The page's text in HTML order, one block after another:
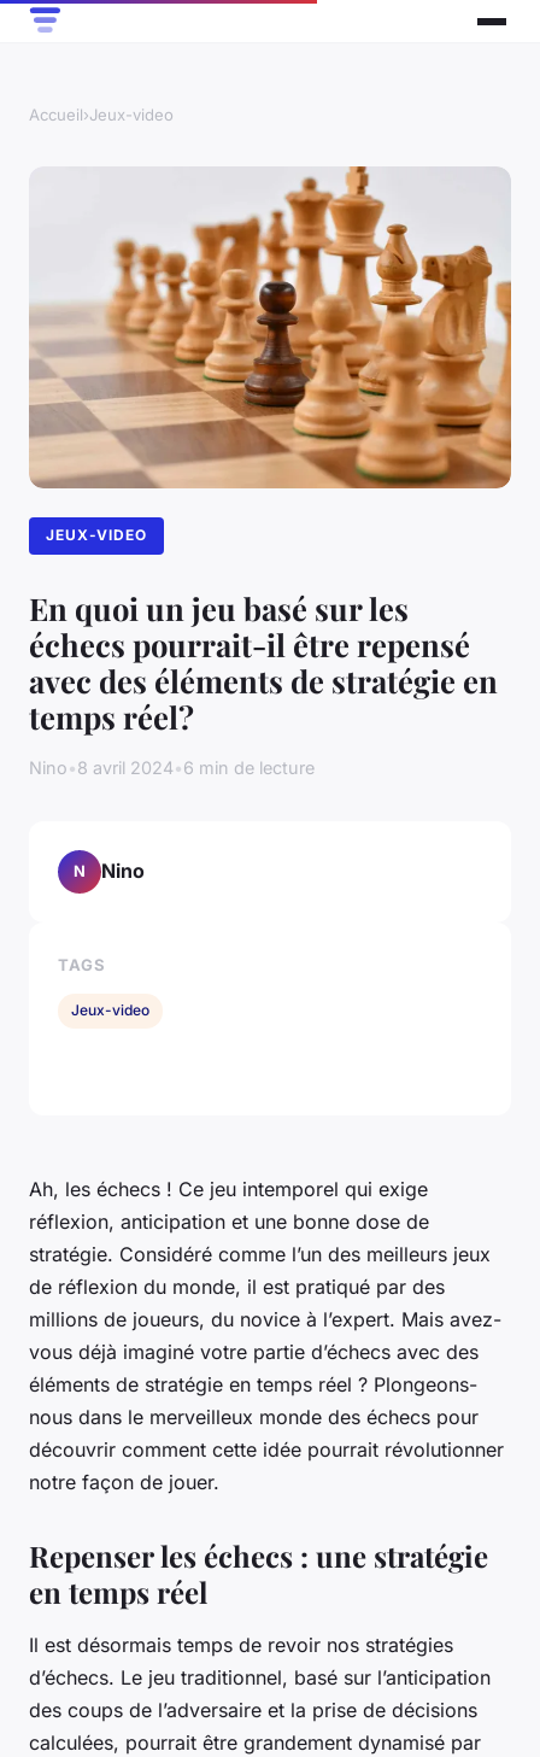
Accueil›Jeux-video
JEUX-VIDEO
En quoi un jeu basé sur les
échecs pourrait-il être repensé
avec des éléments de stratégie en
temps réel?
Nino•8 avril 2024•6 min de lecture
Ah, les échecs ! Ce jeu intemporel qui exige
réflexion, anticipation et une bonne dose de
stratégie. Considéré comme l’un des meilleurs jeux
de réflexion du monde, il est pratiqué par des
millions de joueurs, du novice à l’expert. Mais avez-
vous déjà imaginé votre partie d’échecs avec des
éléments de stratégie en temps réel ? Plongeons-
nous dans le merveilleux monde des échecs pour
découvrir comment cette idée pourrait révolutionner
notre façon de jouer.
Repenser les échecs : une stratégie
en temps réel
Il est désormais temps de revoir nos stratégies
d’échecs. Le jeu traditionnel, basé sur l’anticipation
des coups de l’adversaire et la prise de décisions
calculées, pourrait être grandement dynamisé par
N Nino
TAGS
Jeux-video